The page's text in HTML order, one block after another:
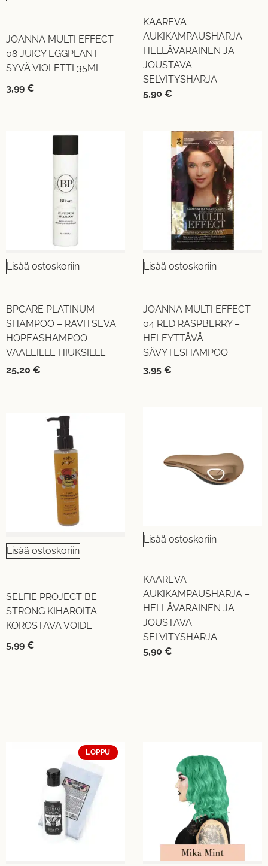
JOANNA MULTI EFFECT
08 JUICY EGGPLANT –
SYVÄ VIOLETTI 35ML
3,99 €
KAAREVA
AUKIKAMPAUSHARJA –
HELLÄVARAINEN JA
JOUSTAVA
SELVITYSHARJA
5,90 €
Lisää ostoskoriin
BPCARE PLATINUM
SHAMPOO – RAVITSEVA
HOPEASHAMPOO
VAALEILLE HIUKSILLE
25,20 €
Lisää ostoskoriin
JOANNA MULTI EFFECT
04 RED RASPBERRY –
HELEYTTÄVÄ
SÄVYTESHAMPOO
3,95 €
Lisää ostoskoriin
SELFIE PROJECT BE
STRONG KIHAROITA
KOROSTAVA VOIDE
5,99 €
Lisää ostoskoriin
KAAREVA
AUKIKAMPAUSHARJA –
HELLÄVARAINEN JA
JOUSTAVA
SELVITYSHARJA
5,90 €
LOPPU